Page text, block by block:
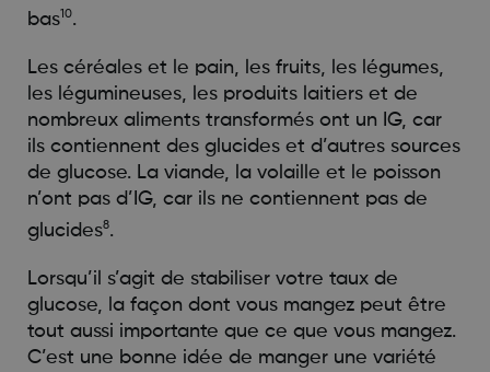
bas10.
Les céréales et le pain, les fruits, les légumes,
les légumineuses, les produits laitiers et de
nombreux aliments transformés ont un IG, car
ils contiennent des glucides et d’autres sources
de glucose. La viande, la volaille et le poisson
n’ont pas d’IG, car ils ne contiennent pas de
glucides8.
Lorsqu’il s’agit de stabiliser votre taux de
glucose, la façon dont vous mangez peut être
tout aussi importante que ce que vous mangez.
C’est une bonne idée de manger une variété